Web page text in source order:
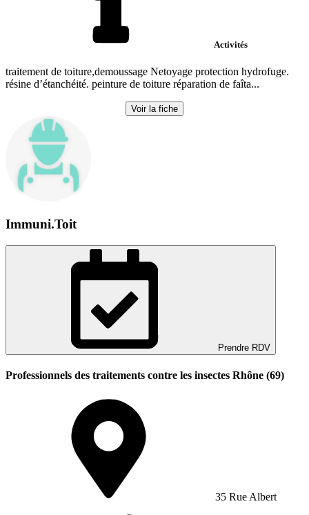
Activités
traitement de toiture,demoussage Netoyage protection hydrofuge.
résine d’étanchéité. peinture de toiture réparation de faîta...
Voir la fiche
Immuni.Toit
Prendre RDV
Professionnels des traitements contre les insectes Rhône (69)
35 Rue Albert